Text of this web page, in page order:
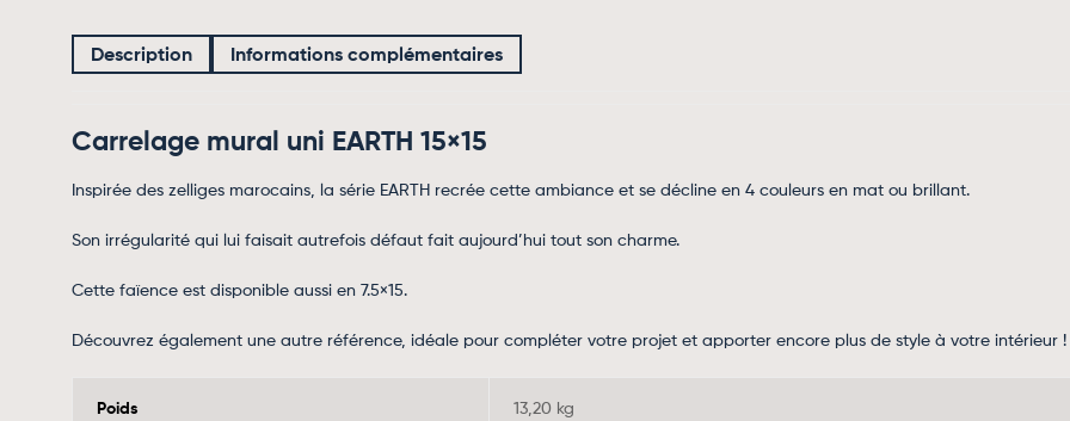
Description Informations complémentaires
Carrelage mural uni EARTH 15×15
Inspirée des zelliges marocains, la série EARTH recrée cette ambiance et se décline en 4 couleurs en mat ou brillant.
Son irrégularité qui lui faisait autrefois défaut fait aujourd’hui tout son charme.
Cette faïence est disponible aussi en 7.5×15.
Découvrez également une autre référence, idéale pour compléter votre projet et apporter encore plus de style à votre intérieur !
Poids 13,20 kg